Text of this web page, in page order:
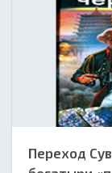
Переход